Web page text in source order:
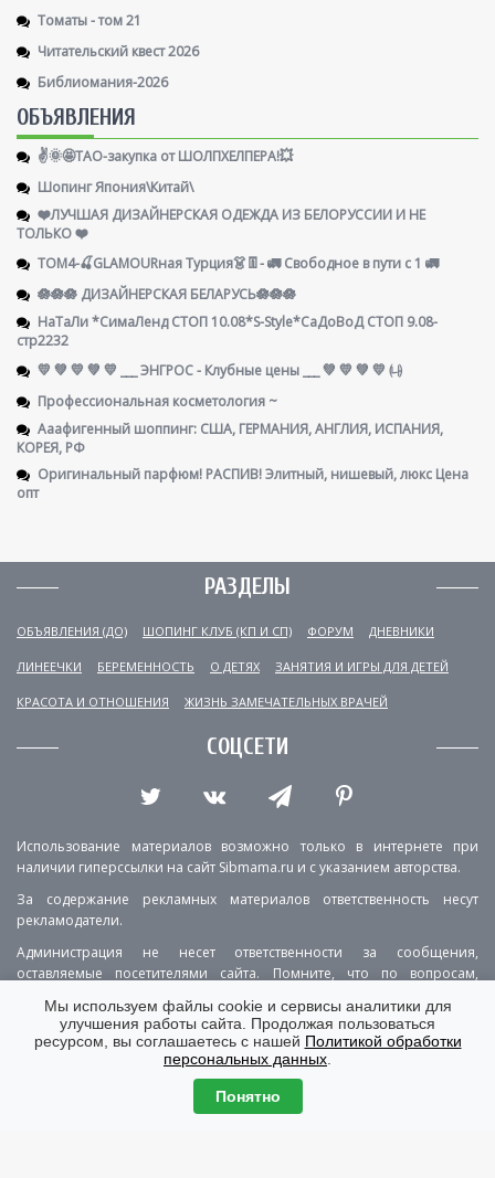
Томаты - том 21
Читательский квест 2026
Библиомания-2026
ОБЪЯВЛЕНИЯ
✌️🌞🤩ТАО-закупка от ШОЛПХЕЛПЕРА!💥
Шопинг Япония\Китай\
❤️ЛУЧШАЯ ДИЗАЙНЕРСКАЯ ОДЕЖДА ИЗ БЕЛОРУССИИ И НЕ
ТОЛЬКО ❤️
ТОМ4-🍒GLAMOURная Турция👗👖- 🚛 Свободное в пути с 1 🚛
🪷🪷🪷 ДИЗАЙНЕРСКАЯ БЕЛАРУСЬ🪷🪷🪷
НаТаЛи *СимаЛенд СТОП 10.08*S-Style*СаДоВоД СТОП 9.08-
стр2232
💛 💚 💛 💚 💛 ___ ЭНГРОС - Клубные цены ___ 💚 💛 💚 💛 ㈏
Профессиональная косметология ~
Ааафигенный шоппинг: США, ГЕРМАНИЯ, АНГЛИЯ, ИСПАНИЯ,
КОРЕЯ, РФ
Оригинальный парфюм! РАСПИВ! Элитный, нишевый, люкс Цена
опт
РАЗДЕЛЫ
ОБЪЯВЛЕНИЯ (ДО) ШОПИНГ КЛУБ (КП И СП) ФОРУМ ДНЕВНИКИ
ЛИНЕЕЧКИ БЕРЕМЕННОСТЬ О ДЕТЯХ ЗАНЯТИЯ И ИГРЫ ДЛЯ ДЕТЕЙ
КРАСОТА И ОТНОШЕНИЯ ЖИЗНЬ ЗАМЕЧАТЕЛЬНЫХ ВРАЧЕЙ
СОЦСЕТИ
Использование материалов возможно только в интернете при
наличии гиперссылки на сайт Sibmama.ru и с указанием авторства.
За содержание рекламных материалов ответственность несут
рекламодатели.
Администрация не несет ответственности за сообщения,
оставляемые посетителями сайта. Помните, что по вопросам,
РЕКЛАМА О ПРОЕКТЕ
КОНТАКТЫ
ПОЛИТИКА КОНФИДЕНЦИАЛЬНОСТИ
ВЕРСИЯ ДЛЯ КОМПЬЮТЕРА
Мы используем файлы cookie и сервисы аналитики для
улучшения работы сайта. Продолжая пользоваться
ресурсом, вы соглашаетесь с нашей Политикой обработки
персональных данных
Понятно